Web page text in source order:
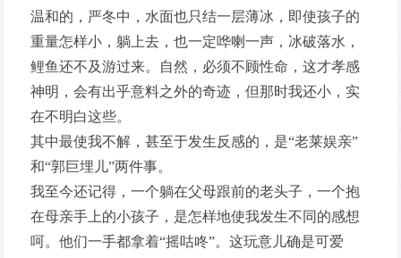
温和的，严冬中，水面也只结一层薄冰，即使孩子的
重量怎样小，躺上去，也一定哗喇一声，冰破落水，
鲤鱼还不及游过来。自然，必须不顾性命，这才孝感
神明，会有出乎意料之外的奇迹，但那时我还小，实
在不明白这些。
其中最使我不解，甚至于发生反感的，是“老莱娱亲”
和“郭巨埋儿”两件事。
我至今还记得，一个躺在父母跟前的老头子，一个抱
在母亲手上的小孩子，是怎样地使我发生不同的感想
呵。他们一手都拿着“摇咕咚”。这玩意儿确是可爱